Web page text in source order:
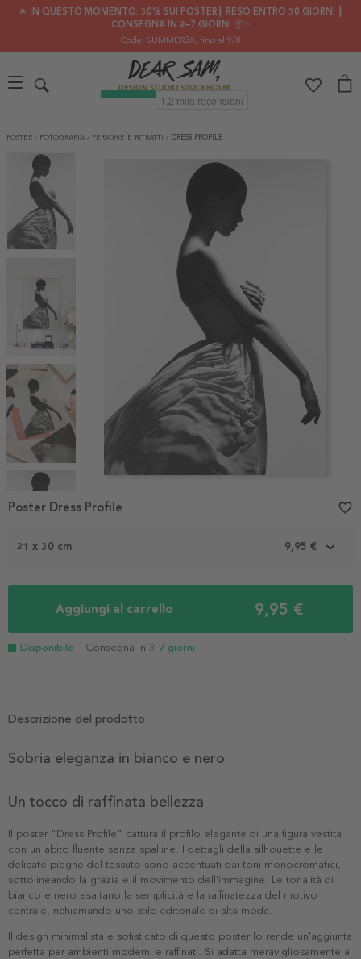
🌟 IN QUESTO MOMENTO: 30% SUI POSTER┃ RESO ENTRO 30 GIORNI ┃
CONSEGNA IN 2–7 GIORNI 📦✨
Code: SUMMER30, fino al 9/8
POSTER / FOTOGRAFIA / PERSONE E RITRATTI / DRESS PROFILE
1
21 x 30 cm 9,95 €
Aggiungi al carrello 9,95 €
Disponibile - Consegna in 3-7 giorni
Poster Dress Profile favorite_border
Descrizione del prodotto
Sobria eleganza in bianco e nero
Un tocco di raffinata bellezza
Il poster "Dress Profile" cattura il profilo elegante di una figura vestita
con un abito fluente senza spalline. I dettagli della silhouette e le
delicate pieghe del tessuto sono accentuati dai toni monocromatici,
sottolineando la grazia e il movimento dell'immagine. Le tonalità di
bianco e nero esaltano la semplicità e la raffinatezza del motivo
centrale, richiamando uno stile editoriale di alta moda.
Il design minimalista e sofisticato di questo poster lo rende un'aggiunta
perfetta per ambienti moderni e raffinati. Si adatta meravigliosamente a